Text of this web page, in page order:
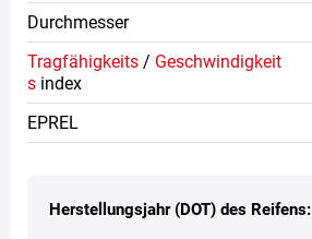
Herstellungsjahr (DOT) des Reifens:
Durchmesser
Tragfähigkeits / Geschwindigkeit
s index
EPREL